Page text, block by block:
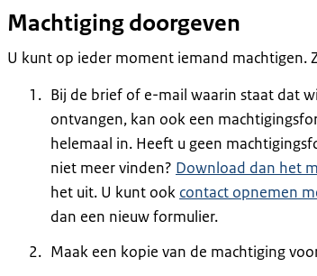
Machtiging doorgeven
U kunt op ieder moment iemand machtigen.
Bij de brief of e-mail waarin staat dat
ontvangen, kan ook een
helemaal in. Heeft u geen
niet meer vinden? Download dan het
het uit. U kunt ook contact opnemen
dan een nieuw formulier.
Maak een kopie van de machtiging